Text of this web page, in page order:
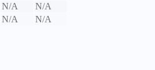
N/A
N/A
N/A N/A